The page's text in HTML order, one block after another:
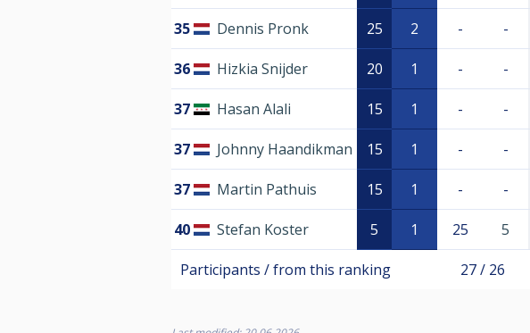
35 Dennis Pronk 25 2 - -
36 Hizkia Snijder 20 1 - -
37 Hasan Alali 15 1 - -
37 Johnny Haandikman 15 1 - -
37 Martin Pathuis 15 1 - -
40 Stefan Koster 5 1 25 5
Participants / from this ranking 27 / 26